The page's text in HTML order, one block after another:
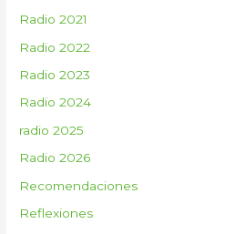
Radio 2021
Radio 2022
Radio 2023
Radio 2024
radio 2025
Radio 2026
Recomendaciones
Reflexiones